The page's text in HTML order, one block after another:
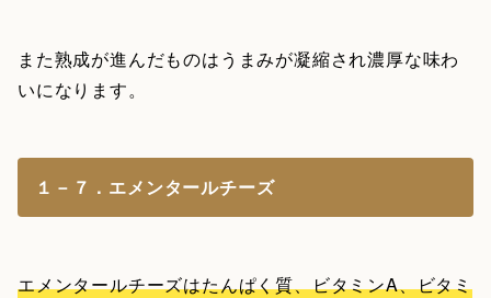
また熟成が進んだものはうまみが凝縮され濃厚な味わ
いになります。
１－７．エメンタールチーズ
エメンタールチーズはたんぱく質、ビタミンA、ビタミ